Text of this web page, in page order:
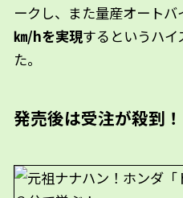
ークし、また量産オートバ
㎞/hを実現するというハ
た。
発売後は受注が殺到！